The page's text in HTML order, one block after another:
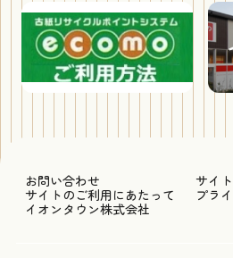
お問い合わせ
サイ
サイトのご利用にあたって
プラ
イオンタウン株式会社